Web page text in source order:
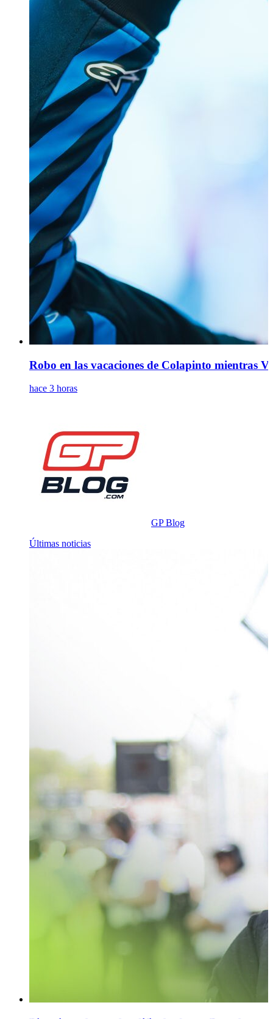
Robo en las vacaciones de Colapinto mientras
hace 3 horas
GP Blog
Últimas noticias